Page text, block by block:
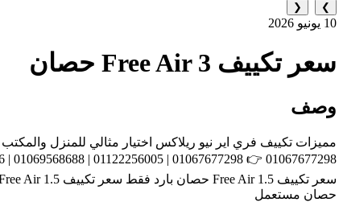
❯
❮
10 يونيو 2026
سعر تكييف Free Air 3 حصان
وصف
حصان مستعمل